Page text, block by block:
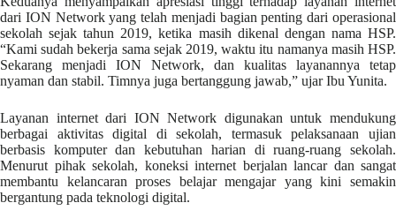
dari ION Network yang telah menjadi bagian penting dari operasional
sekolah sejak tahun 2019, ketika masih dikenal dengan nama HSP.
“Kami sudah bekerja sama sejak 2019, waktu itu namanya masih HSP.
Sekarang menjadi ION Network, dan kualitas layanannya tetap
nyaman dan stabil. Timnya juga bertanggung jawab,” ujar Ibu Yunita.
Layanan internet dari ION Network digunakan untuk mendukung
berbagai aktivitas digital di sekolah, termasuk pelaksanaan ujian
berbasis komputer dan kebutuhan harian di ruang-ruang sekolah.
Menurut pihak sekolah, koneksi internet berjalan lancar dan sangat
membantu kelancaran proses belajar mengajar yang kini semakin
bergantung pada teknologi digital.